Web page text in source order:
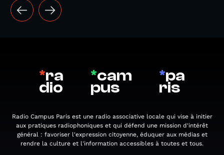
*ra
dio
*cam
pus
*pa
ris
Radio Campus Paris est une radio associative locale qui vise à initier
aux pratiques radiophoniques et qui défend une mission d'intérêt
général : favoriser l'expression citoyenne, éduquer aux médias et
rendre la culture et l'information accessibles à toutes et tous.